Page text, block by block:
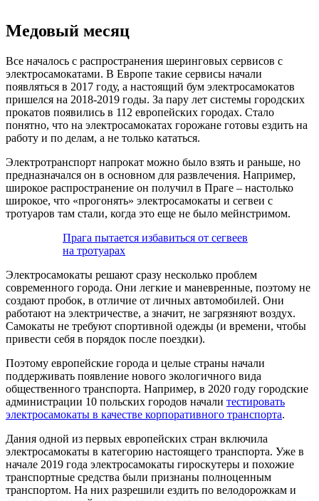
Медовый месяц
Все началось c распространения шеринговых сервисов с
электросамокатами. В Европе такие сервисы начали
появляться в 2017 году, а настоящий бум электросамокатов
пришелся на 2018-2019 годы. За пару лет системы городских
прокатов появились в 112 европейских городах. Стало
понятно, что на электросамокатах горожане готовы ездить на
работу и по делам, а не только кататься.
Электротранспорт напрокат можно было взять и раньше, но
предназначался он в основном для развлечения. Например,
широкое распространение он получил в Праге – настолько
широкое, что «прогонять» электросамокаты и сегвеи с
тротуаров там стали, когда это еще не было мейнстримом.
Прага пытается избавиться от сегвеев
на тротуарах
Электросамокаты решают сразу несколько проблем
современного города. Они легкие и маневренные, поэтому не
создают пробок, в отличие от личных автомобилей. Они
работают на электричестве, а значит, не загрязняют воздух.
Самокаты не требуют спортивной одежды (и времени, чтобы
привести себя в порядок после поездки).
Поэтому европейские города и целые страны начали
поддерживать появление нового экологичного вида
общественного транспорта. Например, в 2020 году городские
администрации 10 польских городов начали тестировать
электросамокаты в качестве корпоративного транспорта.
Дания одной из первых европейских стран включила
электросамокаты в категорию настоящего транспорта. Уже в
начале 2019 года электросамокаты гироскутеры и похожие
транспортные средства были признаны полноценным
транспортом. На них разрешили ездить по велодорожкам и